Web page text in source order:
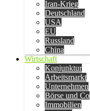
Iran-Krieg
Deutschland
USA
EU
Russland
China
Wirtschaft
Konjunktur
Arbeitsmarkt
Unternehmen
Börse und Co
Immobilien